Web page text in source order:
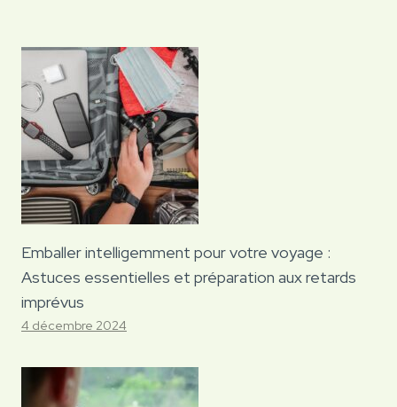
Emballer intelligemment pour votre voyage :
Astuces essentielles et préparation aux retards
imprévus
4 décembre 2024